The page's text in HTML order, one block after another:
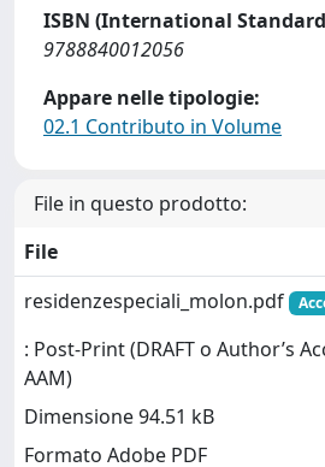
ISBN (International
9788840012056
Appare nelle tipologie:
02.1 Contributo in Volume
File in questo prodotto:
File
residenzespeciali_molon.pdf
: Post-Print (DRAFT o Author’s
AAM)
Dimensione 94.51 kB
Formato Adobe PDF